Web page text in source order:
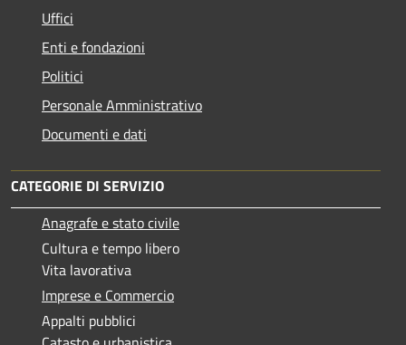
Uffici
Enti e fondazioni
Politici
Personale Amministrativo
Documenti e dati
CATEGORIE DI SERVIZIO
Anagrafe e stato civile
Cultura e tempo libero
Vita lavorativa
Imprese e Commercio
Appalti pubblici